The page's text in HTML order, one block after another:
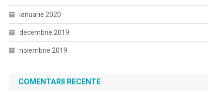
ianuarie 2020
decembrie 2019
noiembrie 2019
COMENTARII RECENTE